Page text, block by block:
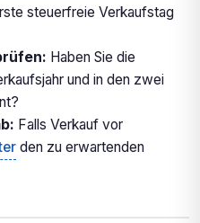
steuerfreie Verkaufstag
Haben Sie die
und in den zwei
Falls Verkauf vor
den zu erwartenden